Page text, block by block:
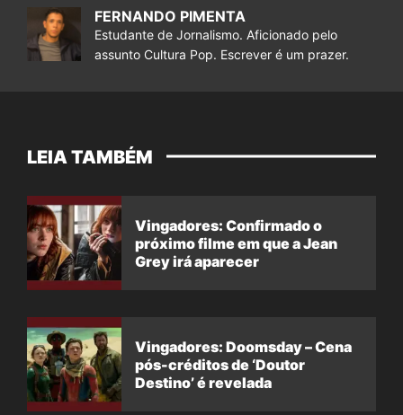
FERNANDO PIMENTA
Estudante de Jornalismo. Aficionado pelo
assunto Cultura Pop. Escrever é um prazer.
LEIA TAMBÉM
Vingadores: Confirmado o
próximo filme em que a Jean
Grey irá aparecer
Vingadores: Doomsday – Cena
pós-créditos de ‘Doutor
Destino’ é revelada